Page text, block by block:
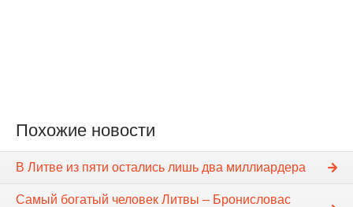
Похожие новости
В Литве из пяти остались лишь два миллиардера
Самый богатый человек Литвы – Бронисловас